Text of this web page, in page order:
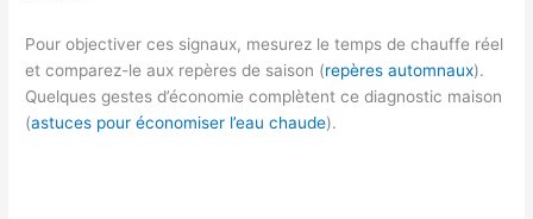
Pour objectiver ces signaux, mesurez le temps de chauffe réel
et comparez-le aux repères de saison (repères automnaux).
Quelques gestes d’économie complètent ce diagnostic maison
(astuces pour économiser l’eau chaude).